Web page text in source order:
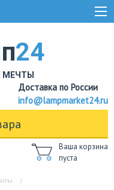
24
МЕЧТЫ
Доставка по России
info@lampmarket24.ru
Ваша корзина
пуста